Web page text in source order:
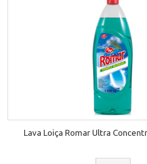
Lava Loiça Romar Ultra